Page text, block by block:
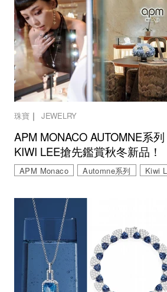
珠寶｜ JEWELRY
APM MONACO AUTOMNE系
KIWI LEE搶先鑑賞秋冬新品！
APM Monaco Automne系列 Kiwi